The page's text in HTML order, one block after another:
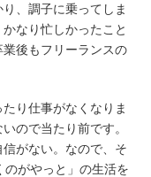
、調子に乗ってしま
なり忙しかったこと
後もフリーランスの
り仕事がなくなりま
ので当たり前です。
がない。なので、そ
がやっと」の生活を